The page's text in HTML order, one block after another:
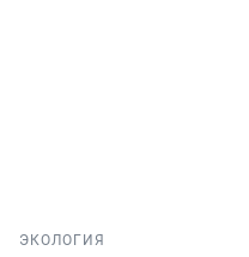
ЭКОЛОГИЯ